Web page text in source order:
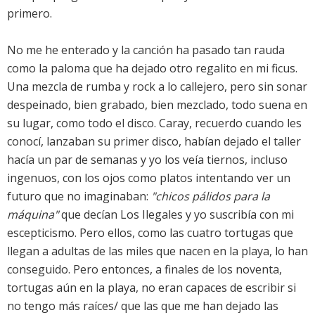
primero.
No me he enterado y la canción ha pasado tan rauda
como la paloma que ha dejado otro regalito en mi ficus.
Una mezcla de rumba y rock a lo callejero, pero sin sonar
despeinado, bien grabado, bien mezclado, todo suena en
su lugar, como todo el disco. Caray, recuerdo cuando les
conocí, lanzaban su primer disco, habían dejado el taller
hacía un par de semanas y yo los veía tiernos, incluso
ingenuos, con los ojos como platos intentando ver un
futuro que no imaginaban: "chicos pálidos para la
máquina"que decían Los Ilegales y yo suscribía con mi
escepticismo. Pero ellos, como las cuatro tortugas que
llegan a adultas de las miles que nacen en la playa, lo han
conseguido. Pero entonces, a finales de los noventa,
tortugas aún en la playa, no eran capaces de escribir si
no tengo más raíces/ que las que me han dejado las